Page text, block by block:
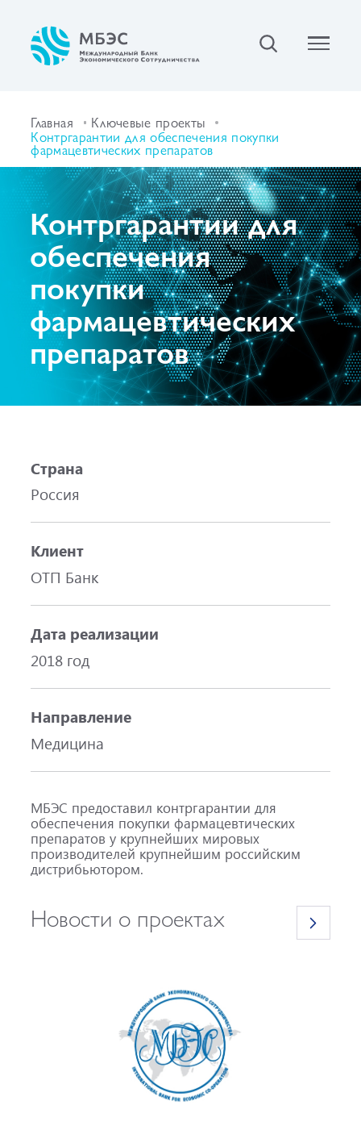
Главная Ключевые проекты
Контргарантии для обеспечения покупки
фармацевтических препаратов
Контргарантии для
обеспечения
покупки
фармацевтических
препаратов
Страна
Россия
Клиент
ОТП Банк
Дата реализации
2018 год
Направление
Медицина
МБЭС предоставил контргарантии для
обеспечения покупки фармацевтических
препаратов у крупнейших мировых
производителей крупнейшим российским
дистрибьютором.
Новости о проектах